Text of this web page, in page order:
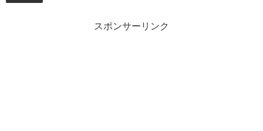
スポンサーリンク